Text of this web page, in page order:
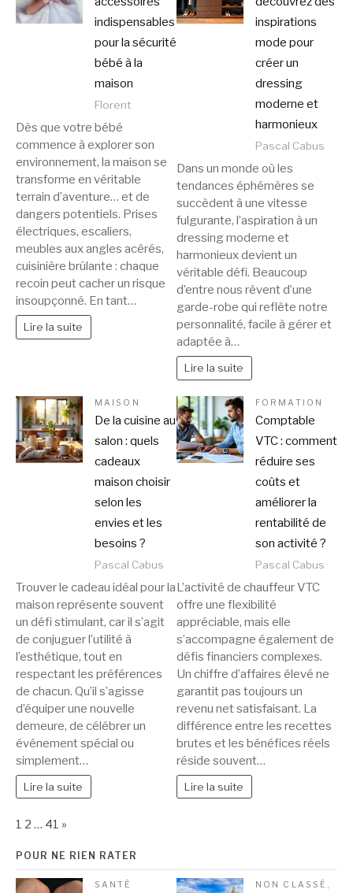
indispensables
pour la sécurité
bébé à la
maison
Florent
Dès que votre bébé
commence à explorer son
environnement, la maison se
transforme en véritable
terrain d’aventure… et de
dangers potentiels. Prises
électriques, escaliers,
meubles aux angles acérés,
cuisinière brûlante : chaque
recoin peut cacher un risque
insoupçonné. En tant…
Lire la suite
inspirations
mode pour
créer un
dressing
moderne et
harmonieux
Pascal Cabus
Dans un monde où les
tendances éphémères se
succèdent à une vitesse
fulgurante, l’aspiration à un
dressing moderne et
harmonieux devient un
véritable défi. Beaucoup
d’entre nous rêvent d’une
garde-robe qui reflète notre
personnalité, facile à gérer et
adaptée à…
Lire la suite
MAISON
De la cuisine au
salon : quels
cadeaux
maison choisir
selon les
envies et les
besoins ?
Pascal Cabus
Trouver le cadeau idéal pour la
maison représente souvent
un défi stimulant, car il s’agit
de conjuguer l’utilité à
l’esthétique, tout en
respectant les préférences
de chacun. Qu’il s’agisse
d’équiper une nouvelle
demeure, de célébrer un
événement spécial ou
simplement…
Lire la suite
FORMATION
Comptable
VTC : comment
réduire ses
coûts et
améliorer la
rentabilité de
son activité ?
Pascal Cabus
L’activité de chauffeur VTC
offre une flexibilité
appréciable, mais elle
s’accompagne également de
défis financiers complexes.
Un chiffre d’affaires élevé ne
garantit pas toujours un
revenu net satisfaisant. La
différence entre les recettes
brutes et les bénéfices réels
réside souvent…
Lire la suite
Page:
1 2 … 41 Next
»
POUR NE RIEN RATER
SANTÉ NON CLASSÉ ,